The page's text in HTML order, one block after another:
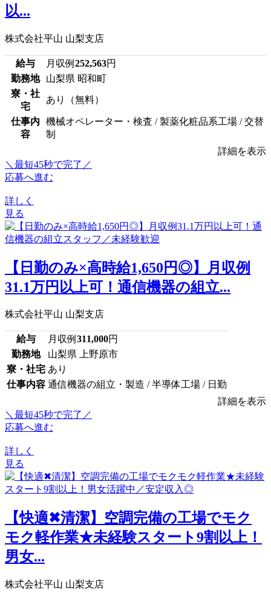
以...
株式会社平山 山梨支店
給与 月収例 252,563円
勤務地
山梨県 昭和町
寮・社
宅
あり（無料）
仕事内
容
機械オペレーター・検査 / 製薬化粧品系工場 / 交替
制
詳細を表示
＼最短45秒で完了／
応募へ進む
詳しく
見る
【日勤のみ×高時給1,650円◎】月収例
31.1万円以上可！通信機器の組立...
株式会社平山 山梨支店
給与 月収例 311,000円
勤務地
山梨県 上野原市
寮・社宅 あり
仕事内容 通信機器の組立・製造 / 半導体工場 / 日勤
詳細を表示
＼最短45秒で完了／
応募へ進む
詳しく
見る
【快適✖清潔】空調完備の工場でモク
モク軽作業★未経験スタート9割以上！
男女...
株式会社平山 山梨支店